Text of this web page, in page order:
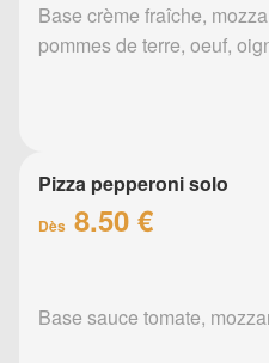
Base crème fraîche,
pommes de terre, oeuf,
Pizza pepperoni solo
Dès 8.50 €
Base sauce tomate,